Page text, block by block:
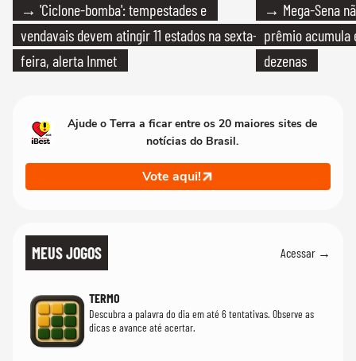
→ 'Ciclone-bomba': tempestades e
vendavais devem atingir 11 estados na sexta-
feira, alerta Inmet
→ Mega-Sena
prêmio acumula
dezenas
Ajude o Terra a ficar entre os 20 maiores sites de
notícias do Brasil.
Vote aqui!
MEUS JOGOS Acessar →
TERMO
Descubra a palavra do dia em até 6 tentativas. Observe as
dicas e avance até acertar.